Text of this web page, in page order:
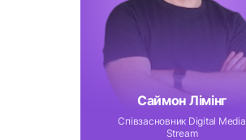
Саймон Лімінг
Співзасновник Digital Media
Stream